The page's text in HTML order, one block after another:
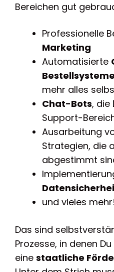
Bereichen gut
Professionelle
Marketing
Automatisierte
Bestellsysteme
mehr alles
Chat-Bots, die
Support-
Ausarbeitung
Strategien, die
abgestimmt
und vieles mehr!
Das sind
Prozesse, in denen
eine staatliche